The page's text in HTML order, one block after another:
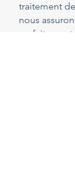
traitement
nous